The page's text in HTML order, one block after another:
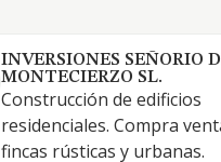
INVERSIONES SEÑORIO
MONTECIERZO SL.
Construcción de edificios
residenciales. Compra
fincas rústicas y urbanas.